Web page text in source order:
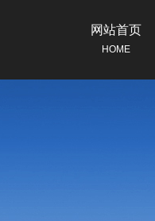
网站首页
HOME